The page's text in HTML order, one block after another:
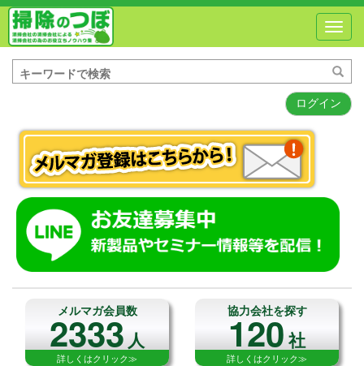
ログイン
メルマガ会員数
2333人
詳しくはクリック≫
協力会社を探す
120社
詳しくはクリック≫